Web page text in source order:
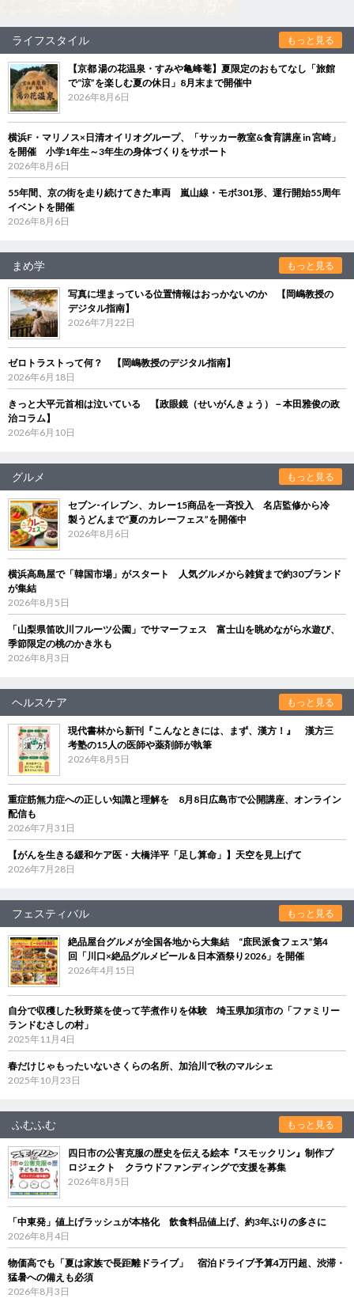
ライフスタイル もっと見る
【京都 湯の花温泉・すみや亀峰菴】夏限定のおもてなし「旅館
で“涼”を楽しむ夏の休日」8月末まで開催中
2026年8月6日
横浜F・マリノス×日清オイリオグループ、「サッカー教室&食育講座 in 宮崎」
を開催 小学1年生～3年生の身体づくりをサポート
2026年8月6日
55年間、京の街を走り続けてきた車両 嵐山線・モボ301形、運行開始55周年
イベントを開催
2026年8月6日
まめ学 もっと見る
写真に埋まっている位置情報はおっかないのか 【岡嶋教授の
デジタル指南】
2026年7月22日
ゼロトラストって何？ 【岡嶋教授のデジタル指南】
2026年6月18日
きっと大平元首相は泣いている 【政眼鏡（せいがんきょう）－本田雅俊の政
治コラム】
2026年6月10日
グルメ もっと見る
セブン‐イレブン、カレー15商品を一斉投入 名店監修から冷
製うどんまで“夏のカレーフェス”を開催中
2026年8月6日
横浜高島屋で「韓国市場」がスタート 人気グルメから雑貨まで約30ブランド
が集結
2026年8月5日
「山梨県笛吹川フルーツ公園」でサマーフェス 富士山を眺めながら水遊び、
季節限定の桃のかき氷も
2026年8月3日
ヘルスケア もっと見る
現代書林から新刊『こんなときには、まず、漢方！』 漢方三
考塾の15人の医師や薬剤師が執筆
2026年8月5日
重症筋無力症への正しい知識と理解を 8月8日広島市で公開講座、オンライン
配信も
2026年7月31日
【がんを生きる緩和ケア医・大橋洋平「足し算命」】天空を見上げて
2026年7月28日
フェスティバル もっと見る
絶品屋台グルメが全国各地から大集結 “庶民派食フェス”第4
回「川口×絶品グルメビール＆日本酒祭り2026」を開催
2026年4月15日
自分で収穫した秋野菜を使って芋煮作りを体験 埼玉県加須市の「ファミリー
ランドむさしの村」
2025年11月4日
春だけじゃもったいないさくらの名所、加治川で秋のマルシェ
2025年10月23日
ふむふむ もっと見る
四日市の公害克服の歴史を伝える絵本『スモックリン』制作プ
ロジェクト クラウドファンディングで支援を募集
2026年8月5日
「中東発」値上げラッシュが本格化 飲食料品値上げ、約3年ぶりの多さに
2026年8月4日
物価高でも「夏は家族で長距離ドライブ」 宿泊ドライブ予算4万円超、渋滞・
猛暑への備えも必須
2026年8月3日